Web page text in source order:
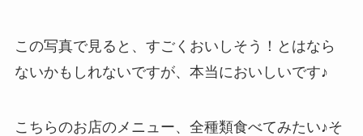
この写真で見ると、すごくおいしそう！とはなら
ないかもしれないですが、本当においしいです♪
こちらのお店のメニュー、全種類食べてみたい♪そ